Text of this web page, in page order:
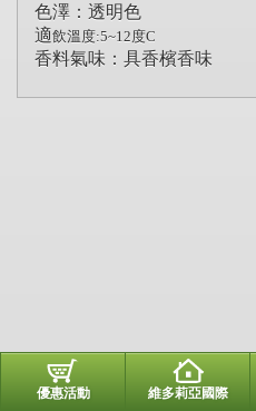
色澤：透明色
適飲溫度:5~12度C
香料氣味：具香檳香味
優惠活動 維多莉亞國際